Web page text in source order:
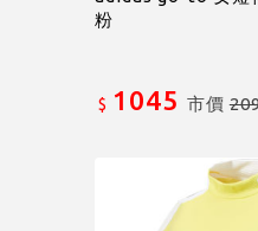
粉
$ 1045 市價